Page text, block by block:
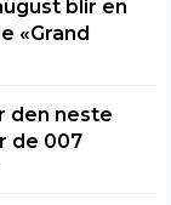
blir en
«Grand
den neste
de 007